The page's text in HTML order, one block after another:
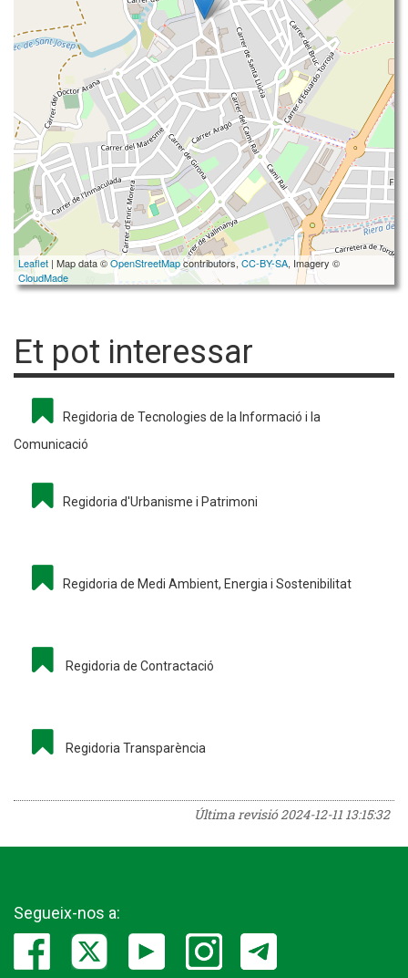
Leaflet | Map data ©OpenStreetMapcontributors, CC-BY-SA, Imagery ©
CloudMade
Et pot interessar
Regidoria de Tecnologies de la Informació i la
Comunicació
Regidoria d'Urbanisme i Patrimoni
Regidoria de Medi Ambient, Energia i Sostenibilitat
Regidoria de Contractació
Regidoria Transparència
Última revisió2024-12-11 13:15:32
Segueix-nos a: